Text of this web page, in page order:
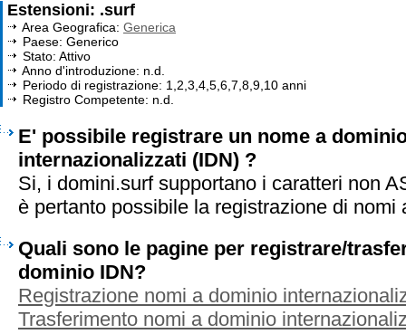
Estensioni: .surf
Area Geografica: Generica
Paese: Generico
Stato: Attivo
Anno d'introduzione: n.d.
Periodo di registrazione: 1,2,3,4,5,6,7,8,9,10 anni
Registro Competente: n.d.
E' possibile registrare un nome a
internazionalizzati (IDN) ?
Si, i domini.surf supportano i caratteri non
è pertanto possibile la registrazione di nomi
Quali sono le pagine per registrare/
dominio IDN?
Registrazione nomi a dominio
Trasferimento nomi a dominio